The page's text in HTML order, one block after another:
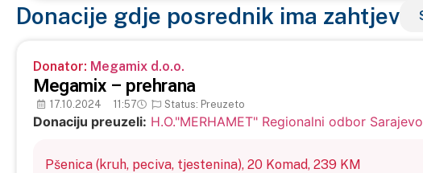
Donacije gdje posrednik ima zahtjev
Donator: Megamix d.o.o.
Megamix – prehrana
17.10.2024 11:57 Status: Preuzeto
Donaciju preuzeli: H.O."MERHAMET" Regionalni odbor Sarajevo
Pšenica (kruh, peciva, tjestenina), 20 Komad, 239 KM